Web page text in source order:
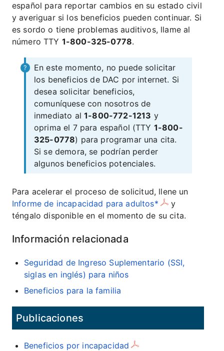
español para reportar cambios en su estado civil
y averiguar si los beneficios pueden continuar. Si
es sordo o tiene problemas auditivos, llame al
número TTY 1-800-325-0778.
En este momento, no puede solicitar
los beneficios de DAC por internet. Si
desea solicitar beneficios,
comuníquese con nosotros de
inmediato al1-800-772-1213 y
oprima el 7 para español (TTY 1-800-
325-0778) para programar una cita.
Si se demora, se podrían perder
algunos beneficios potenciales.
Para acelerar el proceso de solicitud, llene un
Informe de incapacidad para adultos*
y
téngalo disponible en el momento de su cita.
Información relacionada
Seguridad de Ingreso Suplementario (SSI,
siglas en inglés) para niños
Beneficios para la familia
Publicaciones
Beneficios por incapacidad